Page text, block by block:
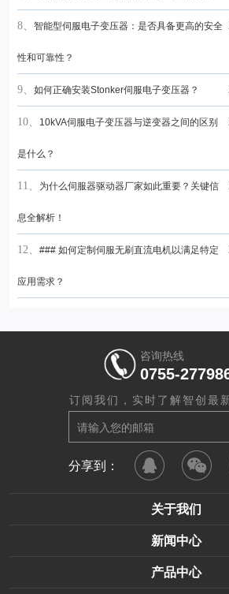
8、 智能型伺服电子变压器：是否具备更高的安全
性和可靠性？
9、 如何正确安装Stonker伺服电子变压器？
10、 10kVA伺服电子变压器与逆变器之间的区别
是什么？
11、 为什么伺服器驱动器厂家如此重要？关键信
息全解析！
12、 ### 如何定制伺服无刷直流电机以满足特定
应用需求？
咨询热线
0755-
订阅我们，实时了解智创最
分享到：
关于我们
新闻中心
产品中心